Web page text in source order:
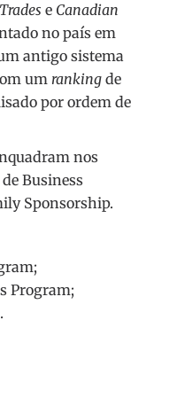
e Canadian
no país em
antigo sistema
um ranking de
por ordem de
nos
Business
Sponsorship.
Program;